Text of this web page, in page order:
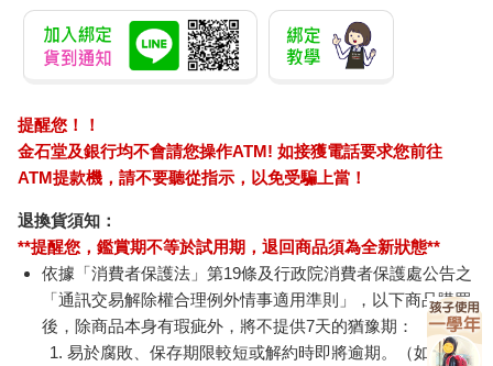
提醒您！！
金石堂及銀行均不會請您操作ATM! 如接獲電話要求您前往
ATM提款機，請不要聽從指示，以免受騙上當！
退換貨須知：
**提醒您，鑑賞期不等於試用期，退回商品須為全新狀態**
依據「消費者保護法」第19條及行政院消費者保護處公告之
「通訊交易解除權合理例外情事適用準則」，以下商品購買
後，除商品本身有瑕疵外，將不提供7天的猶豫期：
易於腐敗、保存期限較短或解約時即將逾期。（如：生